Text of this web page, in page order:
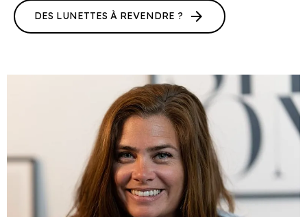
DES LUNETTES À REVENDRE ? arrow_forward